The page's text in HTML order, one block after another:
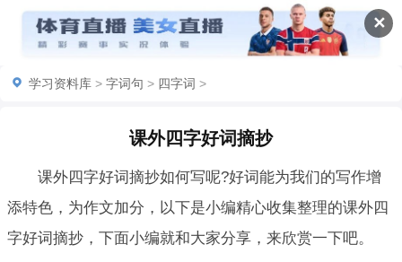
✕
学习资料库 > 字词句 > 四字词 >
课外四字好词摘抄
课外四字好词摘抄如何写呢?好词能为我们的写作增
添特色，为作文加分，以下是小编精心收集整理的课外四
字好词摘抄，下面小编就和大家分享，来欣赏一下吧。